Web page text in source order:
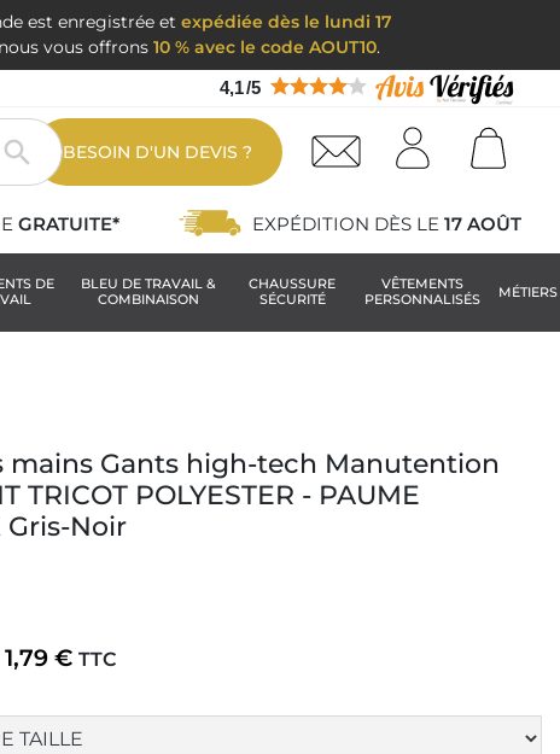
est enregistrée etexpédiée dès le lundi 17
vous offrons 10 % avec le code AOUT10.
4,1/5
 BESOIN D'UN DEVIS ?
GRATUITE* EXPÉDITION DÈS LE 17 AOÛT
DE
BLEU DE TRAVAIL &
COMBINAISON
CHAUSSURE
SÉCURITÉ
VÊTEMENTS
PERSONNALISÉS
MÉTIERS
mains Gants high-tech Manutention
TRICOT POLYESTER - PAUME
Gris-Noir
1,79 € TTC